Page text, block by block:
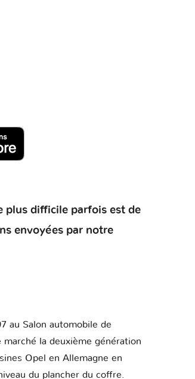
plus difficile parfois est de
envoyées par notre
au Salon automobile de
la deuxième génération
Opel en Allemagne en
du plancher du coffre.